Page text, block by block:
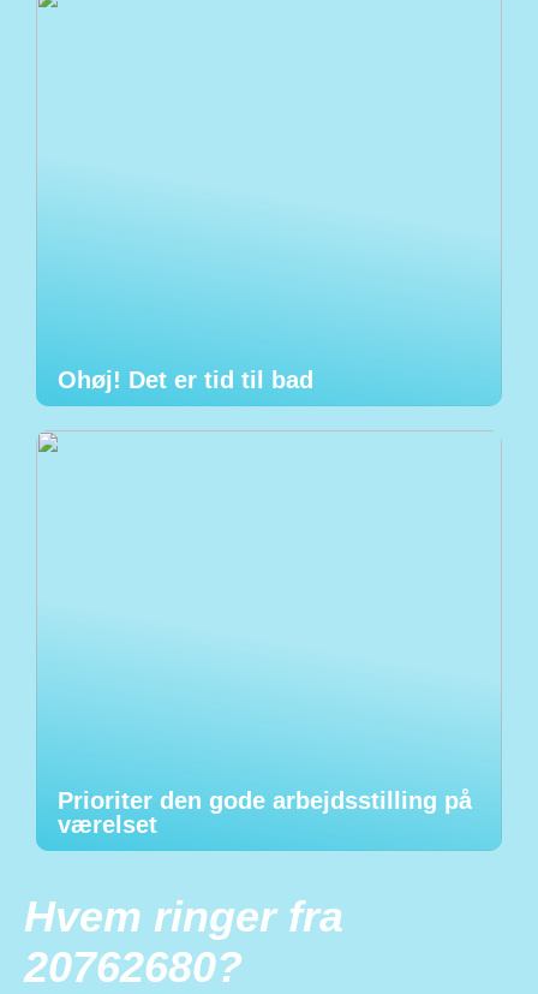
Ohøj! Det er tid til bad
Prioriter den gode arbejdsstilling på
værelset
Hvem ringer fra
20762680?